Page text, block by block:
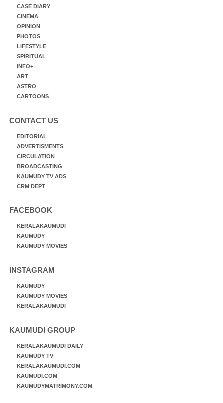
CASE DIARY
CINEMA
OPINION
PHOTOS
LIFESTYLE
SPIRITUAL
INFO+
ART
ASTRO
CARTOONS
CONTACT US
EDITORIAL
ADVERTISMENTS
CIRCULATION
BROADCASTING
KAUMUDY TV ADS
CRM DEPT
FACEBOOK
KERALAKAUMUDI
KAUMUDY
KAUMUDY MOVIES
INSTAGRAM
KAUMUDY
KAUMUDY MOVIES
KERALAKAUMUDI
KAUMUDI GROUP
KERALAKAUMUDI DAILY
KAUMUDY TV
KERALAKAUMUDI.COM
KAUMUDI.COM
KAUMUDYMATRIMONY.COM